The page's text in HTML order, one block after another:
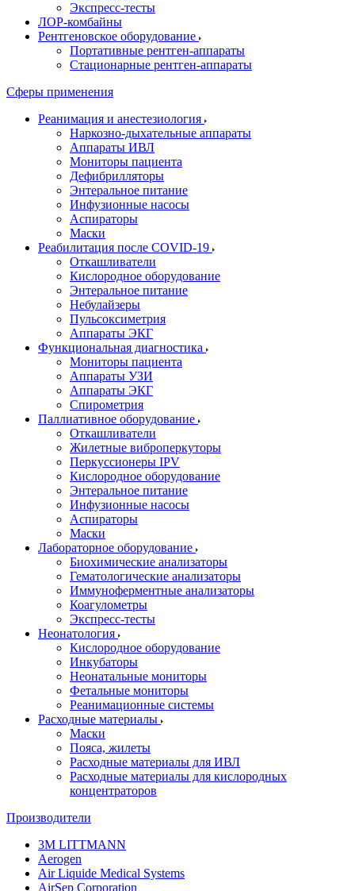
Экспресс-тесты
ЛОР-комбайны
Рентгеновское оборудование
Портативные рентген-аппараты
Стационарные рентген-аппараты
Сферы применения
Реанимация и анестезиология
Наркозно-дыхательные аппараты
Аппараты ИВЛ
Мониторы пациента
Дефибрилляторы
Энтеральное питание
Инфузионные насосы
Аспираторы
Маски
Реабилитация после COVID-19
Откашливатели
Кислородное оборудование
Энтеральное питание
Небулайзеры
Пульсоксиметрия
Аппараты ЭКГ
Функциональная диагностика
Мониторы пациента
Аппараты УЗИ
Аппараты ЭКГ
Спирометрия
Паллиативное оборудование
Откашливатели
Жилетные виброперкуторы
Перкуссионеры IPV
Кислородное оборудование
Энтеральное питание
Инфузионные насосы
Аспираторы
Маски
Лабораторное оборудование
Биохимические анализаторы
Гематологические анализаторы
Иммуноферментные анализаторы
Коагулометры
Экспресс-тесты
Неонатология
Кислородное оборудование
Инкубаторы
Неонатальные мониторы
Фетальные мониторы
Реанимационные системы
Расходные материалы
Маски
Пояса, жилеты
Расходные материалы для ИВЛ
Расходные материалы для кислородных
концентраторов
Производители
3M LITTMANN
Aerogen
Air Liquide Medical Systems
AirSep Corporation